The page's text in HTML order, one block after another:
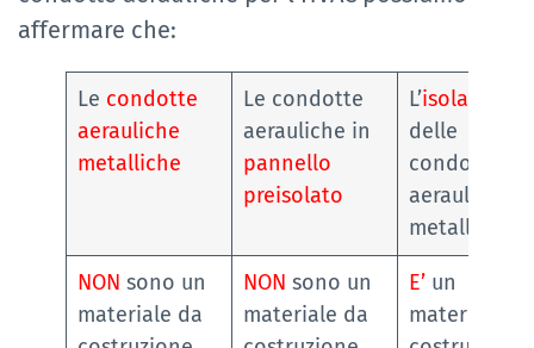
affermare che:
Le condotte
aerauliche
metalliche
Le condotte
aerauliche in
pannello
preisolato
L’isolante
delle
condotte
aerauliche
metalliche
NON sono un
materiale da
NON sono un
materiale da
E’ un
materiale da